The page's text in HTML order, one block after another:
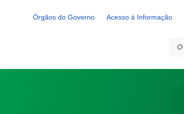
Órgãos do Governo Acesso á Informação